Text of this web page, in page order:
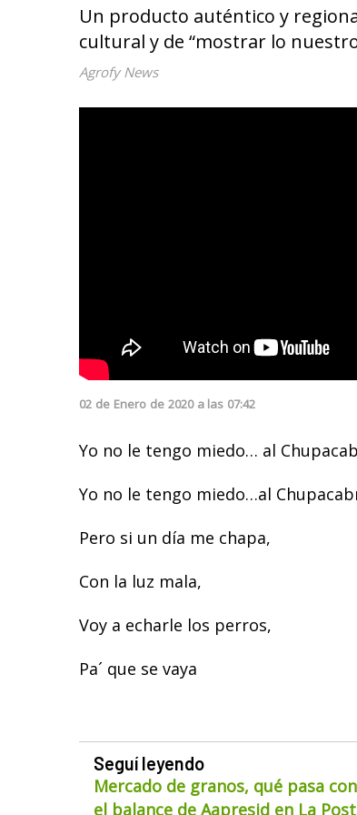
Un producto auténtico y
cultural y de “mostrar lo
Agrofy News
02 de Enero de 2020 a las 07:42
Yo no le tengo miedo… al
Yo no le tengo miedo…al
Pero si un día me chapa,
Con la luz mala,
Voy a echarle los perros,
Pa´ que se vaya
Seguí leyendo
Mercado de granos, qué pasa
el balance de Aapresid en La